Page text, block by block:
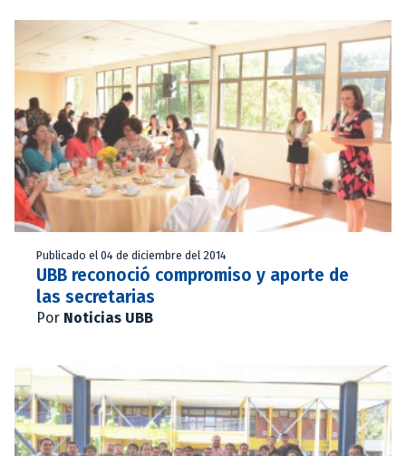
Publicado el 04 de diciembre del 2014
UBB reconoció compromiso y aporte de
las secretarias
Por Noticias UBB